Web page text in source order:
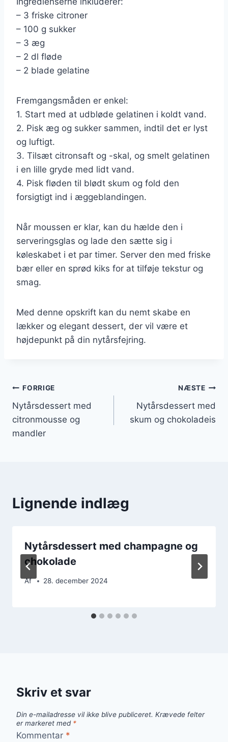
– 3 friske citroner
– 100 g sukker
– 3 æg
– 2 dl fløde
– 2 blade gelatine
Fremgangsmåden er enkel:
1. Start med at udbløde gelatinen i koldt vand.
2. Pisk æg og sukker sammen, indtil det er lyst
og luftigt.
3. Tilsæt citronsaft og -skal, og smelt gelatinen
i en lille gryde med lidt vand.
4. Pisk fløden til blødt skum og fold den
forsigtigt ind i æggeblandingen.
Når moussen er klar, kan du hælde den i
serveringsglas og lade den sætte sig i
køleskabet i et par timer. Server den med friske
bær eller en sprød kiks for at tilføje tekstur og
smag.
Med denne opskrift kan du nemt skabe en
lækker og elegant dessert, der vil være et
højdepunkt på din nytårsfejring.
Indlægsnavigation
FORRIGE
Nytårsdessert med
citronmousse og
mandler
NÆSTE
Nytårsdessert med
skum og chokoladeis
Lignende indlæg
Nytårsdessert med champagne og
chokolade
Af 28. december 2024
Skriv et svar
Din e-mailadresse vil ikke blive publiceret. Krævede felter
er markeret med *
Kommentar *